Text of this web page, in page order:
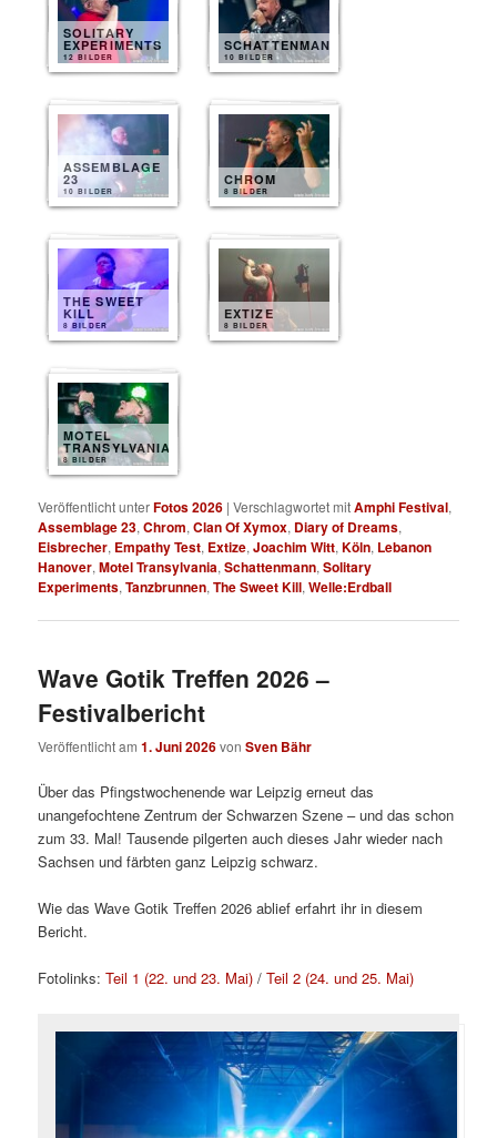
SOLITARY
EXPERIMENTS
12 BILDER
SCHATTENMANN
10 BILDER
ASSEMBLAGE
23
10 BILDER
CHROM
8 BILDER
THE SWEET
KILL
8 BILDER
EXTIZE
8 BILDER
MOTEL
TRANSYLVANIA
8 BILDER
Veröffentlicht unterFotos 2026 |Verschlagwortet mitAmphi Festival,
Assemblage 23,Chrom,Clan Of Xymox, Diary of Dreams,
Eisbrecher, Empathy Test, Extize,Joachim Witt,Köln, Lebanon
Hanover,Motel Transylvania,Schattenmann,Solitary
Experiments,Tanzbrunnen,The Sweet Kill,Welle:Erdball
Wave Gotik Treffen 2026 –
Festivalbericht
Veröffentlicht am1. Juni 2026vonSven Bähr
Über das Pfingstwochenende war Leipzig erneut das
unangefochtene Zentrum der Schwarzen Szene – und das schon
zum 33. Mal! Tausende pilgerten auch dieses Jahr wieder nach
Sachsen und färbten ganz Leipzig schwarz.
Wie das Wave Gotik Treffen 2026 ablief erfahrt ihr in diesem
Bericht.
Fotolinks:Teil 1 (22. und 23. Mai) /Teil 2 (24. und 25. Mai)